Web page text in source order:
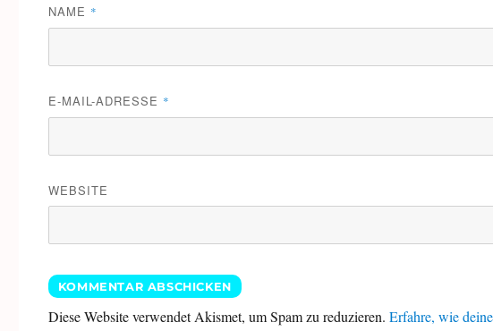
NAME *
E-MAIL-ADRESSE *
WEBSITE
Diese Website verwendet Akismet, um Spam zu reduzieren. Erfahre, wie